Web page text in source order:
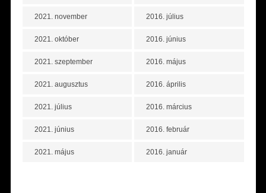
2021. november
2021. október
2021. szeptember
2021. augusztus
2021. július
2021. június
2021. május
2016. július
2016. június
2016. május
2016. április
2016. március
2016. február
2016. január